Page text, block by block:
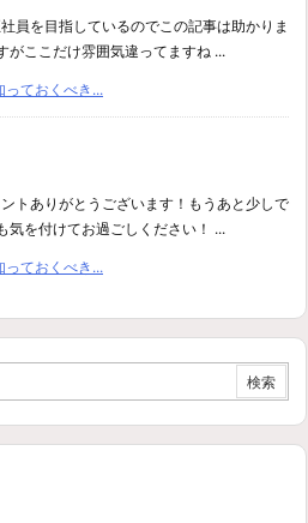
員を目指しているのでこの記事は助かりま
がここだけ雰囲気違ってますね ...
ておくべき...
トありがとうございます！もうあと少しで
気を付けてお過ごしください！ ...
ておくべき...